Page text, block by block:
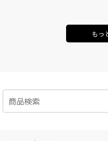
もっ